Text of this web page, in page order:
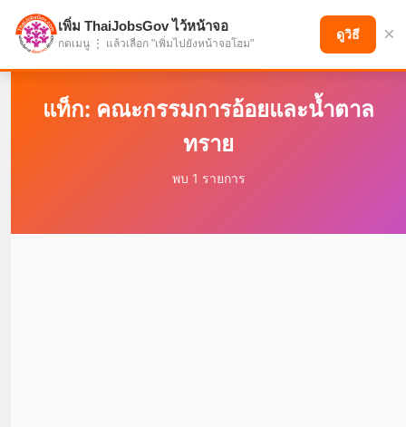
แบ่งปันโอกาส เพื่ออนาคตที่ก้าวหน้า
แท็ก: คณะกรรมการอ้อยและน้ำตาล
ทราย
พบ 1 รายการ
เพิ่ม ThaiJobsGov ไว้หน้าจอ
กดเมนู ⋮ แล้วเลือก "เพิ่มไปยังหน้าจอโฮม"
ดูวิธี ×